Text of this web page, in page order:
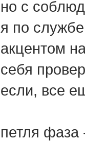
но с
я по
акцентом
себя
если, все
петля фаза